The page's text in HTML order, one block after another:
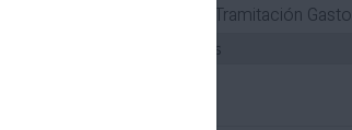
Tipo Tramitación Gasto